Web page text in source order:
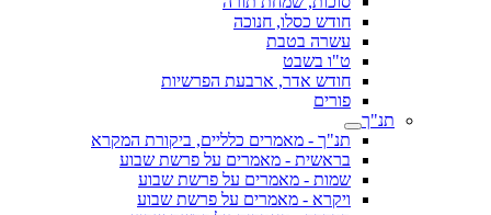
חודש כסלו, חנוכה
עשרה בטבת
ט"ו בשבט
חודש אדר, ארבעת הפרשיות
פורים
תנ"ך
תנ"ך - מאמרים כלליים, ביקורת המקרא
בראשית - מאמרים על פרשת שבוע
שמות - מאמרים על פרשת שבוע
ויקרא - מאמרים על פרשת שבוע